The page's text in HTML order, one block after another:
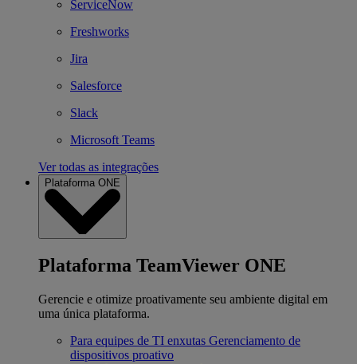
ServiceNow
Freshworks
Jira
Salesforce
Slack
Microsoft Teams
Ver todas as integrações
Plataforma ONE
Plataforma TeamViewer ONE
Gerencie e otimize proativamente seu ambiente digital em
uma única plataforma.
Para equipes de TI enxutas Gerenciamento de
dispositivos proativo